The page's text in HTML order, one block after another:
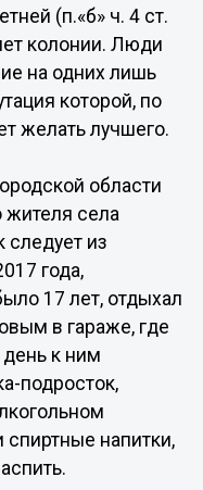
(п.«б» ч. 4 ст.
колонии. Люди
на одних лишь
которой, по
желать лучшего.
области
жителя села
из
года,
17 лет, отдыхал
в гараже, где
день к ним
подросток,
напитки,